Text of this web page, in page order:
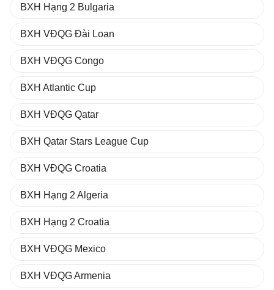
BXH Hạng 2 Bulgaria
BXH VĐQG Đài Loan
BXH VĐQG Congo
BXH Atlantic Cup
BXH VĐQG Qatar
BXH Qatar Stars League Cup
BXH VĐQG Croatia
BXH Hạng 2 Algeria
BXH Hạng 2 Croatia
BXH VĐQG Mexico
BXH VĐQG Armenia